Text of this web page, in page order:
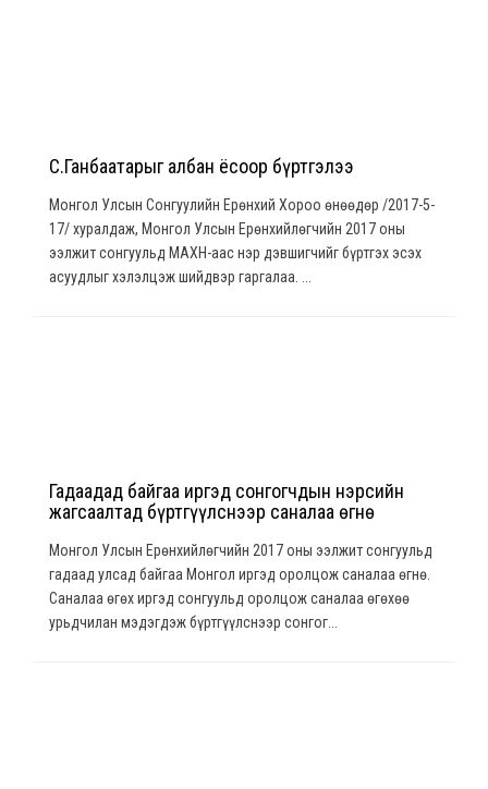
С.Ганбаатарыг албан ёсоор бүртгэлээ
Монгол Улсын Сонгуулийн Ерөнхий Хороо өнөөдөр /2017-5-
17/ хуралдаж, Монгол Улсын Ерөнхийлөгчийн 2017 оны
ээлжит сонгуульд МАХН-аас нэр дэвшигчийг бүртгэх эсэх
асуудлыг хэлэлцэж шийдвэр гаргалаа. ...
Гадаадад байгаа иргэд сонгогчдын нэрсийн
жагсаалтад бүртгүүлснээр саналаа өгнө
Монгол Улсын Ерөнхийлөгчийн 2017 оны ээлжит сонгуульд
гадаад улсад байгаа Монгол иргэд оролцож саналаа өгнө.
Саналаа өгөх иргэд сонгуульд оролцож саналаа өгөхөө
урьдчилан мэдэгдэж бүртгүүлснээр сонгог...